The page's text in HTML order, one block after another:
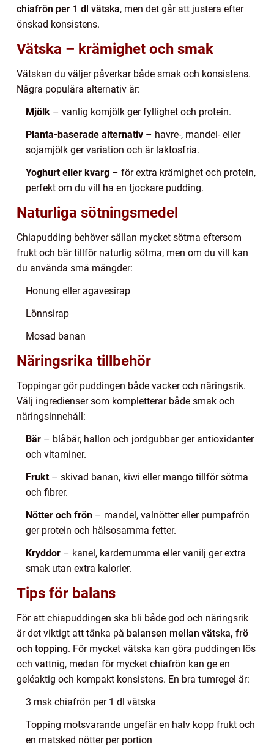
chiafrön per 1 dl vätska, men det går att justera efter
önskad konsistens.
Vätska – krämighet och smak
Vätskan du väljer påverkar både smak och konsistens.
Några populära alternativ är:
Mjölk – vanlig komjölk ger fyllighet och protein.
Planta-baserade alternativ – havre-, mandel- eller
sojamjölk ger variation och är laktosfria.
Yoghurt eller kvarg – för extra krämighet och protein,
perfekt om du vill ha en tjockare pudding.
Naturliga sötningsmedel
Chiapudding behöver sällan mycket sötma eftersom
frukt och bär tillför naturlig sötma, men om du vill kan
du använda små mängder:
Honung eller agavesirap
Lönnsirap
Mosad banan
Näringsrika tillbehör
Toppingar gör puddingen både vacker och näringsrik.
Välj ingredienser som kompletterar både smak och
näringsinnehåll:
Bär – blåbär, hallon och jordgubbar ger antioxidanter
och vitaminer.
Frukt– skivad banan, kiwi eller mango tillför sötma
och fibrer.
Nötter och frön – mandel, valnötter eller pumpafrön
ger protein och hälsosamma fetter.
Kryddor – kanel, kardemumma eller vanilj ger extra
smak utan extra kalorier.
Tips för balans
För att chiapuddingen ska bli både god och näringsrik
är det viktigt att tänka på balansen mellan vätska, frö
och topping. För mycket vätska kan göra puddingen lös
och vattnig, medan för mycket chiafrön kan ge en
geléaktig och kompakt konsistens. En bra tumregel är:
3 msk chiafrön per 1 dl vätska
Topping motsvarande ungefär en halv kopp frukt och
en matsked nötter per portion